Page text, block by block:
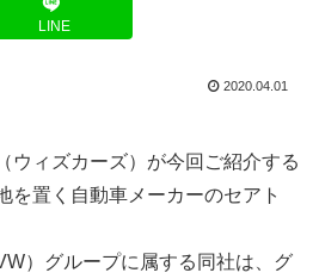
LINE
2020.04.01
ウィズカーズ）が今回ご紹介する
を置く自動車メーカーのセアト
）グループに属する同社は、グ